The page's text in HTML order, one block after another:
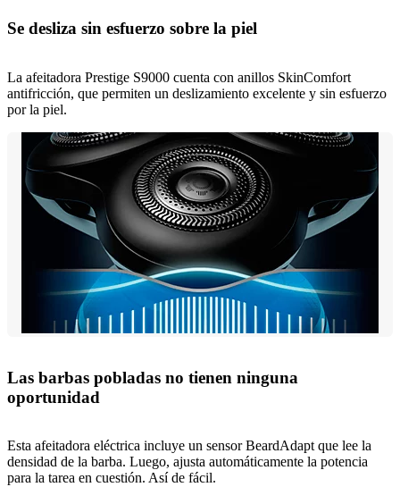
Se desliza sin esfuerzo sobre la piel
La afeitadora Prestige S9000 cuenta con anillos SkinComfort
antifricción, que permiten un deslizamiento excelente y sin esfuerzo
por la piel.
Las barbas pobladas no tienen ninguna
oportunidad
Esta afeitadora eléctrica incluye un sensor BeardAdapt que lee la
densidad de la barba. Luego, ajusta automáticamente la potencia
para la tarea en cuestión. Así de fácil.